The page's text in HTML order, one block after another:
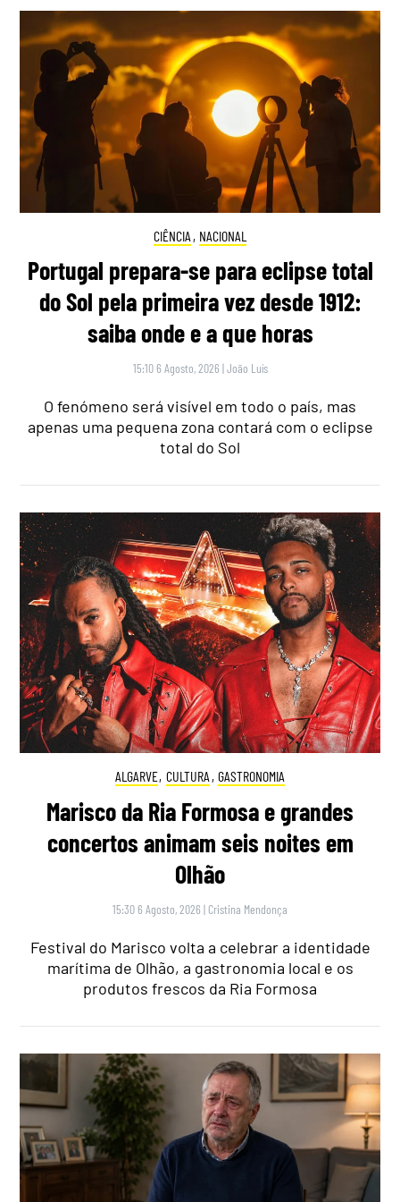
CIÊNCIA , NACIONAL
Portugal prepara-se para eclipse total
do Sol pela primeira vez desde 1912:
saiba onde e a que horas
15:10 6 Agosto, 2026 |João Luís
O fenómeno será visível em todo o país, mas
apenas uma pequena zona contará com o eclipse
total do Sol
ALGARVE, CULTURA , GASTRONOMIA
Marisco da Ria Formosa e grandes
concertos animam seis noites em
Olhão
15:30 6 Agosto, 2026 | Cristina Mendonça
Festival do Marisco volta a celebrar a identidade
marítima de Olhão, a gastronomia local e os
produtos frescos da Ria Formosa